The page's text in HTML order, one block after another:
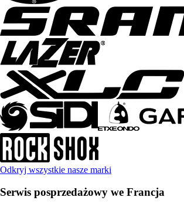
Odkryj wszystkie nasze marki
Serwis posprzedażowy we Francja